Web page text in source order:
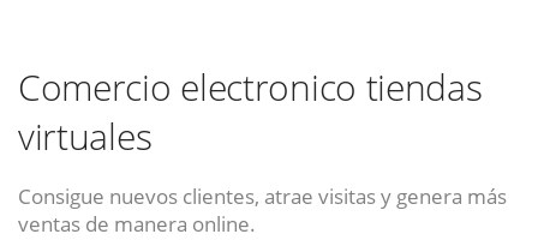
Comercio electronico tiendas
virtuales
Consigue nuevos clientes, atrae visitas y genera más
ventas de manera online.